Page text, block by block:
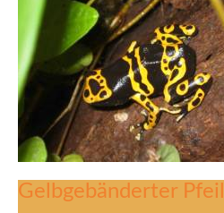
Gelbgebänderter